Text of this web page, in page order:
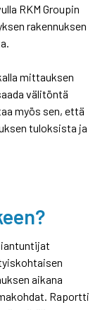
RKM Groupin
rakennuksen
mittauksen
välitöntä
myös sen, että
tuloksista ja
aikana
Raportti